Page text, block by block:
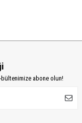
bültenimize abone olun!